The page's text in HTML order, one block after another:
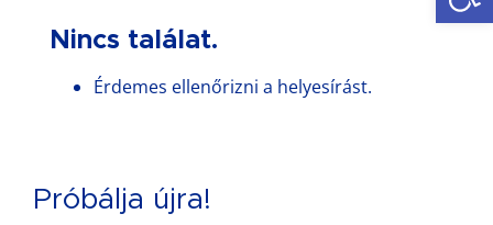
Nincs találat.
Érdemes ellenőrizni a helyesírást.
Próbálja újra!